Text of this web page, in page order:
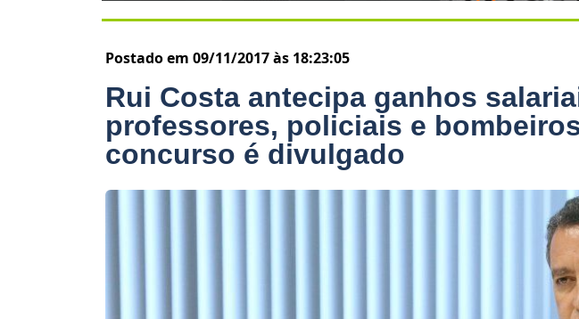
Postado em 09/11/2017 às 18:23:05
Rui Costa antecipa ganhos
professores, policiais e
concurso é divulgado